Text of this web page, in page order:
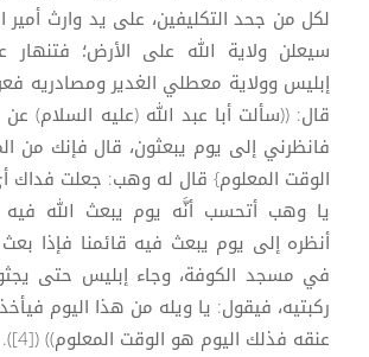
لكل من جحد التكليفين، على يد وارث أمير
سيعلن ولاية الله على الأرض؛ فتنهار
إبليس وولاية معطلي الغدير ومصادريه
قال: ((سألت أبا عبد الله (عليه السلام)
فانظرني إلى يوم يبعثون، قال فإنك من
الوقت المعلوم} قال له وهب: جعلت فداك
يا وهب أتحسب أنَّه يوم يبعث الله فيه
أنظره إلى يوم يبعث فيه قائمنا فإذا بعث
في مسجد الكوفة، وجاء إبليس حتى
ركبتيه، فيقول: يا ويله من هذا اليوم
عنقه فذلك اليوم هو الوقت المعلوم)) ([4]).